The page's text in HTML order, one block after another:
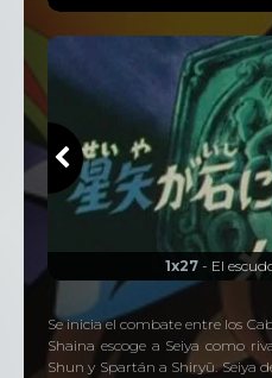
1x27- El
Se inicia el combate entre los
Shaina escoge a Seiya como
Shun y Spartán a Shiryū. Seiya